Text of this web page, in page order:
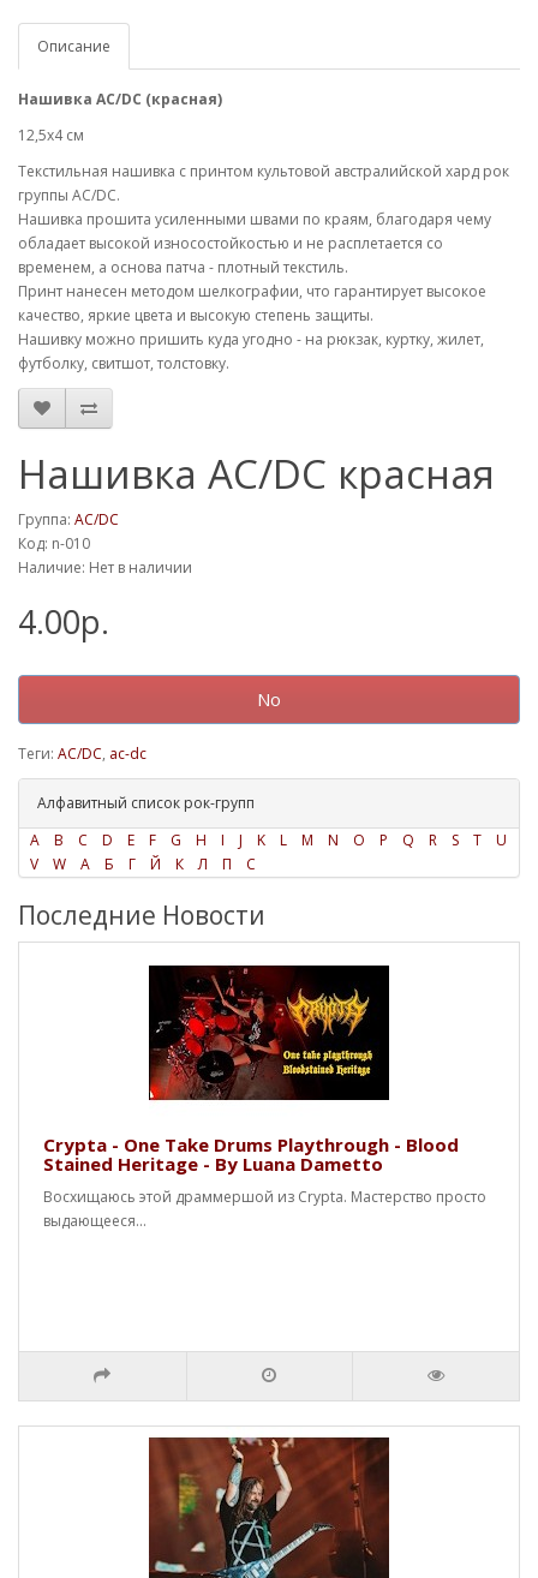
Описание
Нашивка AC/DC (красная)
12,5х4 см
Текстильная нашивка с принтом культовой австралийской хард рок
группы AC/DC.
Нашивка прошита усиленными швами по краям, благодаря чему
обладает высокой износостойкостью и не расплетается со
временем, а основа патча - плотный текстиль.
Принт нанесен методом шелкографии, что гарантирует высокое
качество, яркие цвета и высокую степень защиты.
Нашивку можно пришить куда угодно - на рюкзак, куртку, жилет,
футболку, свитшот, толстовку.
Нашивка AC/DC красная
Группа: AC/DC
Код: n-010
Наличие: Нет в наличии
4.00р.
No
Теги: AC/DC, ac-dc
Алфавитный список рок-групп
A
B C D E F G H I J K L M N O P Q R S T
U
V
W А Б Г Й К Л П С
Последние Новости
Crypta - One Take Drums Playthrough - Blood
Stained Heritage - By Luana Dametto
Восхищаюсь этой драммершой из Crypta. Мастерство просто
выдающееся...